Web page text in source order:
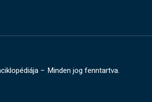
– Minden jog fenntartva.